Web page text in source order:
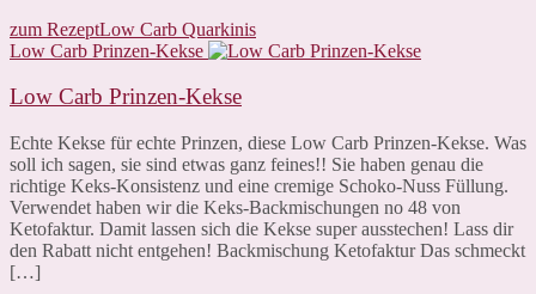
zum RezeptLow Carb Quarkinis
Low Carb Prinzen-Kekse
Low Carb Prinzen-Kekse
Echte Kekse für echte Prinzen, diese Low Carb Prinzen-Kekse. Was
soll ich sagen, sie sind etwas ganz feines!! Sie haben genau die
richtige Keks-Konsistenz und eine cremige Schoko-Nuss Füllung.
Verwendet haben wir die Keks-Backmischungen no 48 von
Ketofaktur. Damit lassen sich die Kekse super ausstechen! Lass dir
den Rabatt nicht entgehen! Backmischung Ketofaktur Das schmeckt
[…]